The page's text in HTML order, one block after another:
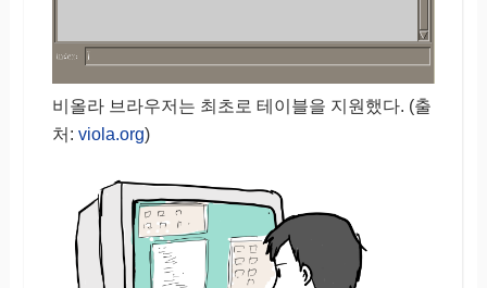
비올라 브라우저는 최초로 테이블을 지원했다. (출
처: viola.org)